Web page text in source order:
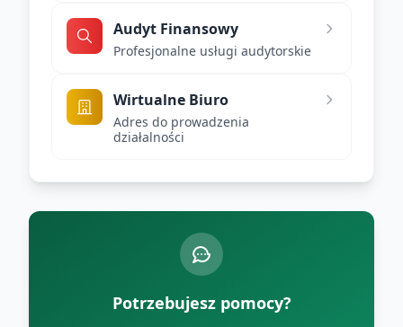
Audyt Finansowy
Profesjonalne usługi audytorskie
Wirtualne Biuro
Adres do prowadzenia
działalności
Potrzebujesz pomocy?